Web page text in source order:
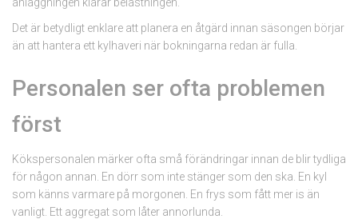
Det är betydligt enklare att planera en åtgärd innan säsongen börjar
än att hantera ett kylhaveri när bokningarna redan är fulla.
Personalen ser ofta problemen
först
Kökspersonalen märker ofta små förändringar innan de blir tydliga
för någon annan. En dörr som inte stänger som den ska. En kyl
som känns varmare på morgonen. En frys som fått mer is än
vanligt. Ett aggregat som låter annorlunda.